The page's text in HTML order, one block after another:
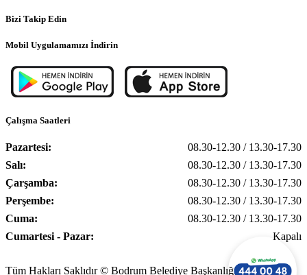
Bizi Takip Edin
Mobil Uygulamamızı İndirin
Çalışma Saatleri
Pazartesi:
08.30-12.30 / 13.30-17.30
Salı:
08.30-12.30 / 13.30-17.30
Çarşamba:
08.30-12.30 / 13.30-17.30
Perşembe:
08.30-12.30 / 13.30-17.30
Cuma:
08.30-12.30 / 13.30-17.30
Cumartesi - Pazar:
Kapalı
Tüm Hakları Saklıdır © Bodrum Belediye Başkanlığı, 2025